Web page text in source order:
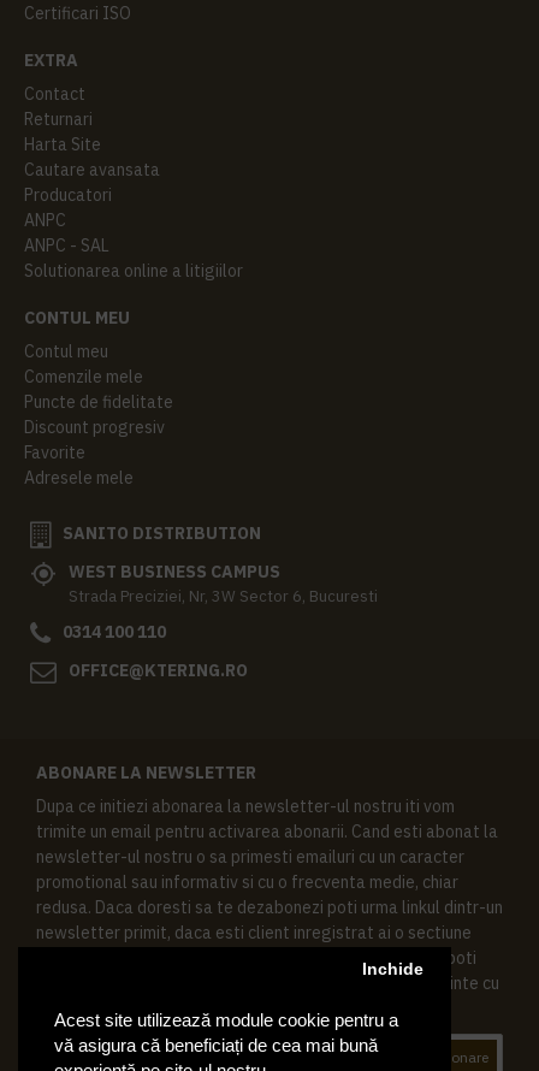
Acest site utilizează module cookie pentru a
vă asigura că beneficiați de cea mai bună
Inchide
Certificari ISO
EXTRA
Contact
Returnari
Harta Site
Cautare avansata
Producatori
ANPC
ANPC - SAL
Solutionarea online a litigiilor
CONTUL MEU
Contul meu
Comenzile mele
Puncte de fidelitate
Discount progresiv
Favorite
Adresele mele
SANITO DISTRIBUTION
WEST BUSINESS CAMPUS
Strada Preciziei, Nr, 3W Sector 6, Bucuresti
0314 100 110
OFFICE@KTERING.RO
ABONARE LA NEWSLETTER
Dupa ce initiezi abonarea la newsletter-ul nostru iti vom
trimite un email pentru activarea abonarii. Cand esti abonat la
newsletter-ul nostru o sa primesti emailuri cu un caracter
promotional sau informativ si cu o frecventa medie, chiar
redusa. Daca doresti sa te dezabonezi poti urma linkul dintr-un
newsletter primit, daca esti client inregistrat ai o sectiune
speciala in contul tau in acest scop, si de asemenea ne poti
contacta oricand pe email pentru orice intrebari sau cerinte cu
Abonare